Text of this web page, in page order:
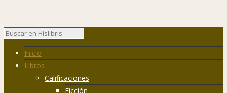
Inicio
Libros
Calificaciones
Ficción